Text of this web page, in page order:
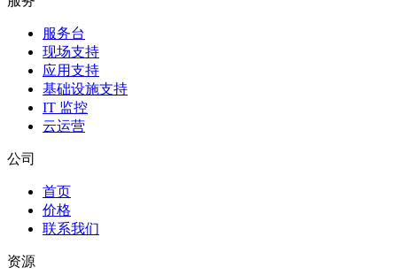
服务台
现场支持
应用支持
基础设施支持
IT 监控
云运营
公司
首页
价格
联系我们
资源